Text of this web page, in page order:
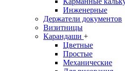
Инженерные
Держатели документов
Визитницы
Карандаши +
Цветные
Простые
Механические